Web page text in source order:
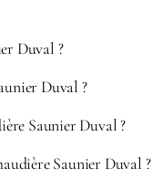
Duval ?
Duval ?
Saunier Duval ?
Saunier Duval ?